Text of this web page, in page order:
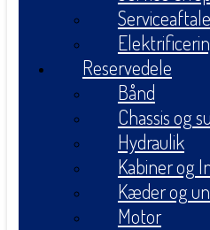
Serviceaftale
Reservedele
Bånd
Chassis og
Hydraulik
Kabiner og
Kæder og
Motor